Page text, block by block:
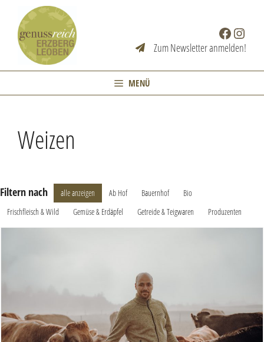
springen
Facebook
Zum Newsletter anmelden!
MENÜ
Weizen
Filtern nach alle anzeigen Ab Hof Bauernhof
Bio
Frischfleisch & Wild
Gemüse & Erdäpfel Getreide & Teigwaren Produzenten